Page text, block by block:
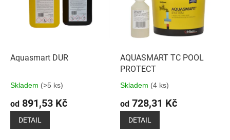
Aquasmart DUR
Skladem (>5 ks)
od 891,53 Kč
DETAIL
AQUASMART TC POOL
PROTECT
Skladem (4 ks)
od 728,31 Kč
DETAIL